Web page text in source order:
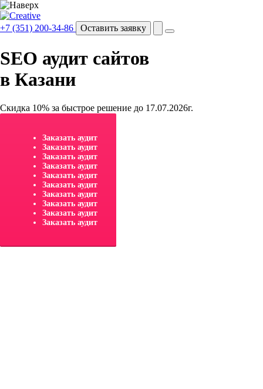
+7 (351) 200-34-86 Оставить заявку
SEO аудит сайтов
в Казани
Скидка 10% за быстрое решение до 17.07.2026г.
Заказать аудит
Заказать аудит
Заказать аудит
Заказать аудит
Заказать аудит
Заказать аудит
Заказать аудит
Заказать аудит
Заказать аудит
Заказать аудит